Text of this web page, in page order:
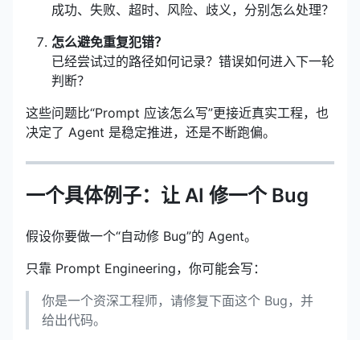
成功、失败、超时、风险、歧义，分别怎么处理？
怎么避免重复犯错？
已经尝试过的路径如何记录？错误如何进入下一轮
判断？
这些问题比“Prompt 应该怎么写”更接近真实工程，也
决定了 Agent 是稳定推进，还是不断跑偏。
一个具体例子：让 AI 修一个 Bug
假设你要做一个“自动修 Bug”的 Agent。
只靠 Prompt Engineering，你可能会写：
你是一个资深工程师，请修复下面这个 Bug，并
给出代码。